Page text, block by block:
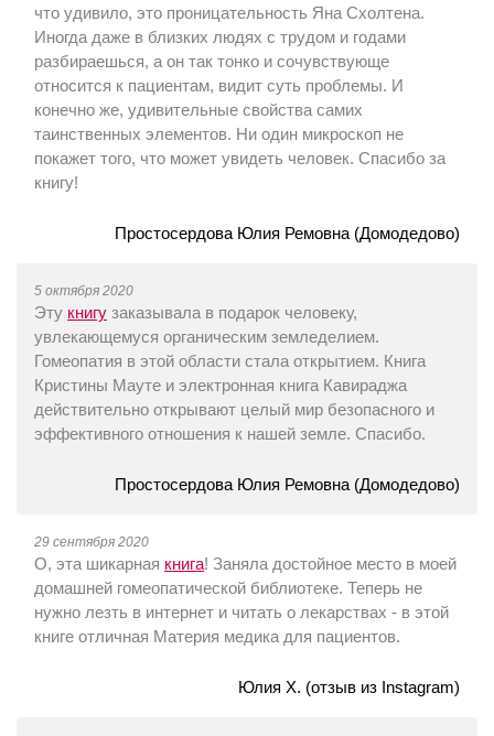
что удивило, это проницательность Яна Схолтена.
Иногда даже в близких людях с трудом и годами
разбираешься, а он так тонко и сочувствующе
относится к пациентам, видит суть проблемы. И
конечно же, удивительные свойства самих
таинственных элементов. Ни один микроскоп не
покажет того, что может увидеть человек. Спасибо за
книгу!
Простосердова Юлия Ремовна (Домодедово)
5 октября 2020
Эту книгу заказывала в подарок человеку,
увлекающемуся органическим земледелием.
Гомеопатия в этой области стала открытием. Книга
Кристины Мауте и электронная книга Кавираджа
действительно открывают целый мир безопасного и
эффективного отношения к нашей земле. Спасибо.
Простосердова Юлия Ремовна (Домодедово)
29 сентября 2020
О, эта шикарная книга! Заняла достойное место в моей
домашней гомеопатической библиотеке. Теперь не
нужно лезть в интернет и читать о лекарствах - в этой
книге отличная Материя медика для пациентов.
Юлия Х. (отзыв из Instagram)